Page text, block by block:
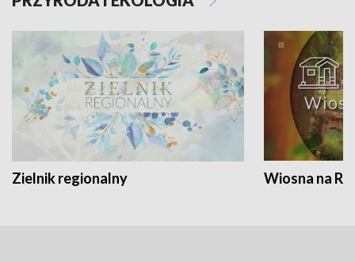
Zielnik regionalny Wiosna na